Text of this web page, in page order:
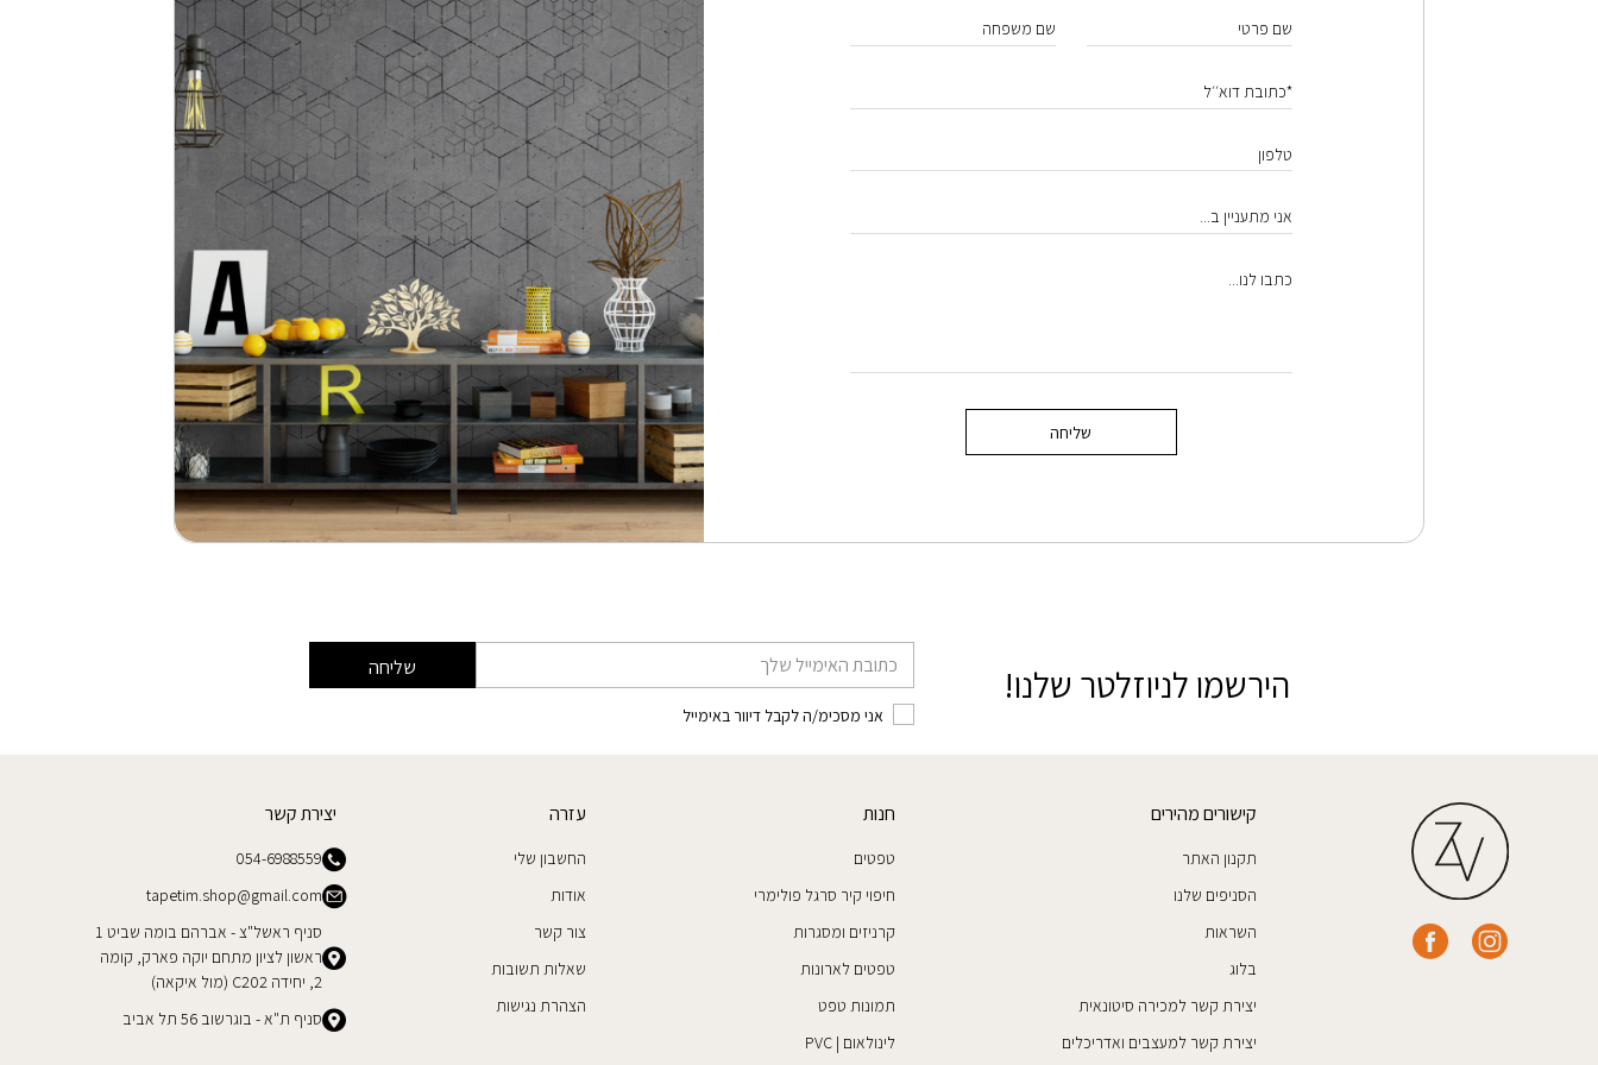
שם פרטי שם משפחה
*כתובת דוא׳׳ל
טלפון
אני מתעניין ב...
כתבו לנו...
שליחה
הירשמו לניוזלטר שלנו! שליחה
אני מסכימ/ה לקבל דיוור באימייל
קישורים מהירים
תקנון האתר
הסניפים שלנו
השראות
בלוג
יצירת קשר למכירה סיטונאית
יצירת קשר למעצבים ואדריכלים
חנות
טפטים
חיפוי קיר סרגל פולימרי
קרניזים ומסגרות
טפטים לארונות
תמונות טפט
לינולאום | PVC
עזרה
החשבון שלי
אודות
צור קשר
שאלות תשובות
הצהרת נגישות
יצירת קשר
054-6988559
tapetim.shop@gmail.com
סניף ראשל"צ - אברהם בומה שביט 1
ראשון לציון מתחם יוקה פארק, קומה
2, יחידה C202 (מול איקאה)
סניף ת"א - בוגרשוב 56 תל אביב